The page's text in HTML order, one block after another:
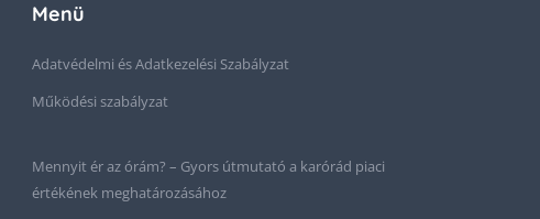
Menü
Adatvédelmi és Adatkezelési Szabályzat
Működési szabályzat
Mennyit ér az órám? – Gyors útmutató a karórád piaci
értékének meghatározásához